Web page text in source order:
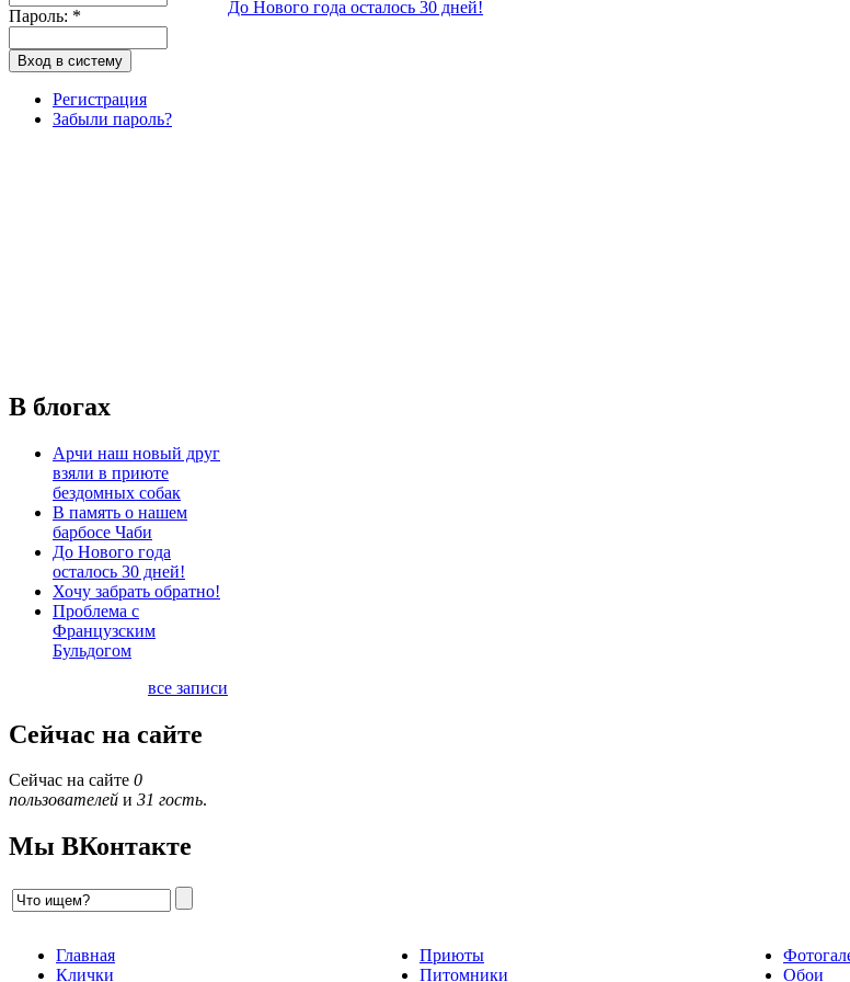
Пароль: *
Регистрация
Забыли пароль?
В блогах
Арчи наш новый друг
взяли в приюте
бездомных собак
В память о нашем
барбосе Чаби
До Нового года
осталось 30 дней!
Хочу забрать обратно!
Проблема с
Французским
Бульдогом
все записи
Сейчас на сайте
Сейчас на сайте 0
пользователей и 31 гость.
Мы ВКонтакте
До Нового года осталось 30 дней!
Главная
Клички
Приюты
Питомники
Обои